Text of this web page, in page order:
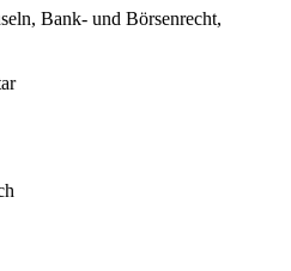
Bank- und Börsenrecht,